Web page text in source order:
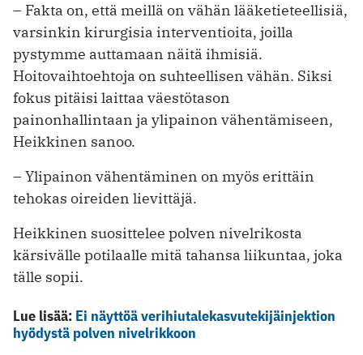
– Fakta on, että meillä on vähän lääketieteellisiä,
varsinkin kirurgisia interventioita, joilla
pystymme auttamaan näitä ihmisiä.
Hoitovaihtoehtoja on suhteellisen vähän. Siksi
fokus pitäisi laittaa väestötason
painonhallintaan ja ylipainon vähentämiseen,
Heikkinen sanoo.
– Ylipainon vähentäminen on myös erittäin
tehokas oireiden lievittäjä.
Heikkinen suosittelee polven nivelrikosta
kärsivälle potilaalle mitä tahansa liikuntaa, joka
tälle sopii.
Lue lisää: Ei näyttöä verihiutale­kasvu­tekijä­injektion
hyödystä polven nivelrikkoon